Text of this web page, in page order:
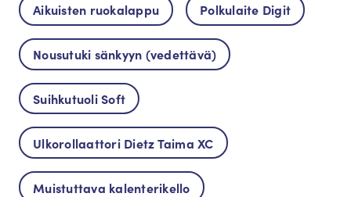
Aikuisten ruokalappu Polkulaite Digit
Nousutuki sänkyyn (vedettävä)
Suihkutuoli Soft
Ulkorollaattori Dietz Taima XC
Muistuttava kalenterikello